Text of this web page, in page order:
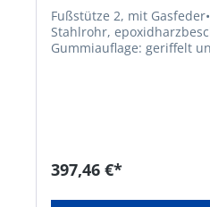
Fußstütze 2, mit
Stahlrohr,
Gummiauflage: geriffelt
397,46 €*